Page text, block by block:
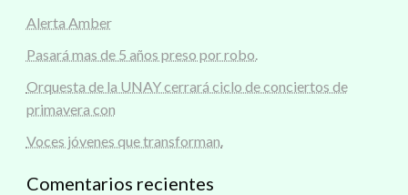
Alerta Amber
Pasará mas de 5 años preso por robo.
Orquesta de la UNAY cerrará ciclo de conciertos de
primavera con
Voces jóvenes que transforman.
Comentarios recientes